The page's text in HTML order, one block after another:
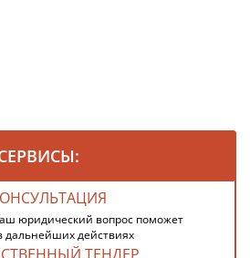
юридический вопрос поможет
дальнейших действиях